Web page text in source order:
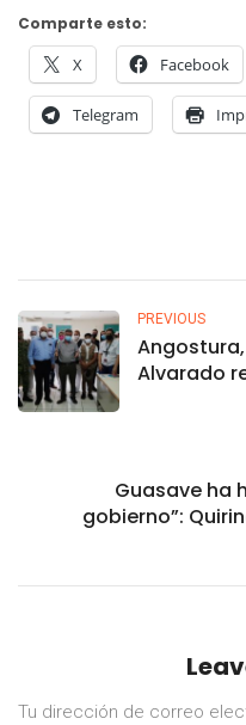
Comparte esto:
X Facebook
Telegram
PREVIOUS
Alvarado
Guasave ha
gobierno”:
Tu dirección de correo